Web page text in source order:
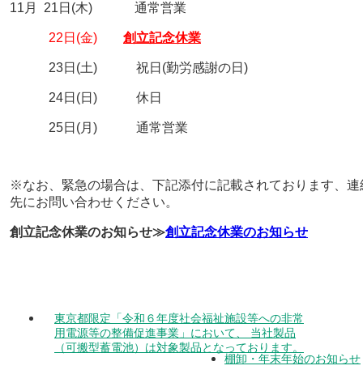
11月 21日(木) 通常営業
22日(金) 創立記念休業
23日(土) 祝日(勤労感謝の日)
24日(日) 休日
25日(月) 通常営業
※なお、緊急の場合は、下記添付に記載されております、連
先にお問い合わせください。
創立記念休業のお知らせ≫創立記念休業のお知らせ
東京都限定「令和６年度社会福祉施設等への非常
用電源等の整備促進事業」において、 当社製品
（可搬型蓄電池）は対象製品となっております。
棚卸・年末年始のお知らせ